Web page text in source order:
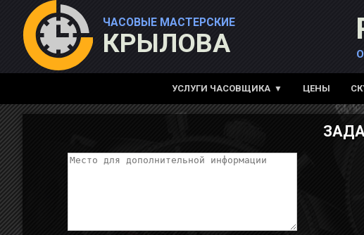
ЧАСОВЫЕ МАСТЕРСКИЕ
КРЫЛОВА
УСЛУГИ ЧАСОВЩИКА ЦЕНЫ